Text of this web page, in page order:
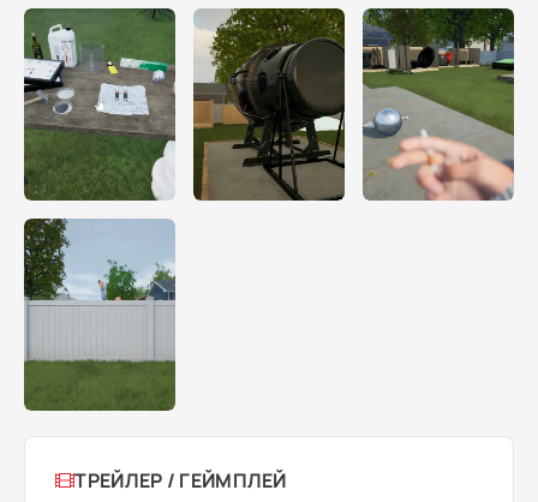
ТРЕЙЛЕР / ГЕЙМПЛЕЙ